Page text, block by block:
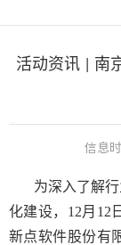
活动资讯 | 南
信息
为深入了解
化建设， 12月12
新点软件股份有